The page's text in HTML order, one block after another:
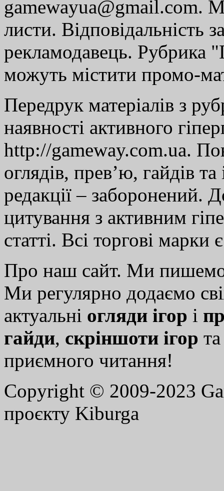
gamewayua@gmail.com.
листи. Відповідальність
рекламодавець. Рубрика
можуть містити промо-
Передрук матеріалів з
наявності активного
http://gameway.com.ua.
оглядів, прев’ю, гайдів
редакції – заборонений.
цитування з активним
статті. Всі торгові марки
Про наш сайт. Ми
Ми регулярно додаємо
актуальні огляди ігор і
гайди, скріншоти ігор
приємного читання!
Copyright © 2009-2023
проєкту Kiburga